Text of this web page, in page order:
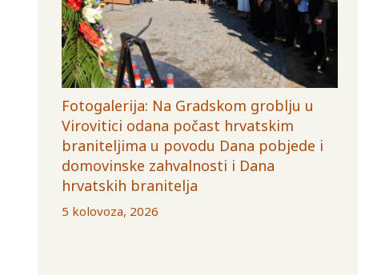
Fotogalerija: Na Gradskom groblju u
Virovitici odana počast hrvatskim
braniteljima u povodu Dana pobjede i
domovinske zahvalnosti i Dana
hrvatskih branitelja
5 kolovoza, 2026